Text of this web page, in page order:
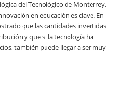
del Tecnológico de Monterrey,
en educación es clave. En
que las cantidades invertidas
y que si la tecnología ha
también puede llegar a ser muy